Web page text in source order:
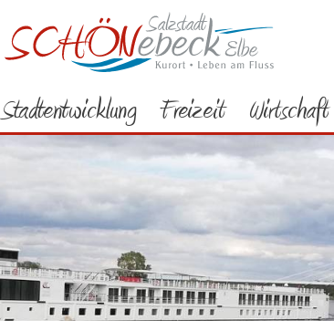
Stadtentwicklung Freizeit Wirtschaft